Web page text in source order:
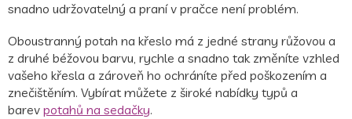
snadno udržovatelný a praní v pračce není problém.
Oboustranný potah na křeslo má z jedné strany růžovou a
z druhé béžovou barvu, rychle a snadno tak změníte vzhled
vašeho křesla a zároveň ho ochráníte před poškozením a
znečištěním. Vybírat můžete z široké nabídky typů a
barev potahů na sedačky.